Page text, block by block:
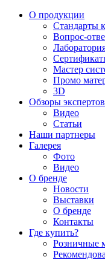
О продукции
Стандарты
Вопрос-
Мастер
Промо
3D
Обзоры экспертов
Видео
Статьи
Наши партнеры
Галерея
Фото
Видео
О бренде
Новости
Выставки
О бренде
Контакты
Где купить?
Розничные